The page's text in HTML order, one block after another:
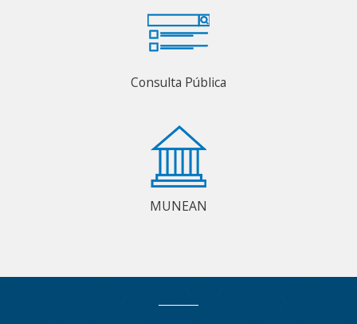
Consulta Pública
MUNEAN